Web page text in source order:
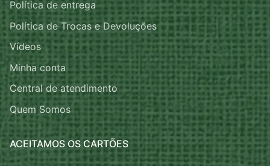
Política de entrega
Política de Trocas e Devoluções
Vídeos
Minha conta
Central de atendimento
Quem Somos
ACEITAMOS OS CARTÕES